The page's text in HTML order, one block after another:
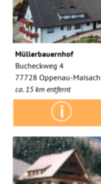
Müllerbauernhof
Bucheckweg 4
77728 Oppenau-Maisach
ca. 15 km entfernt